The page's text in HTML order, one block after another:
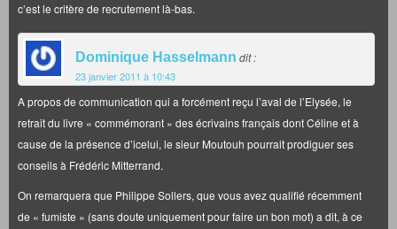
c’est le critère de recrutement là-bas.
Dominique Hasselmann dit :
23 janvier 2011 à 10:43
A propos de communication qui a forcément reçu l’aval de l’Elysée, le
retrait du livre « commémorant » des écrivains français dont Céline et à
cause de la présence d’icelui, le sieur Moutouh pourrait prodiguer ses
conseils à Frédéric Mitterrand.
On remarquera que Philippe Sollers, que vous avez qualifié récemment
de « fumiste » (sans doute uniquement pour faire un bon mot) a dit, à ce